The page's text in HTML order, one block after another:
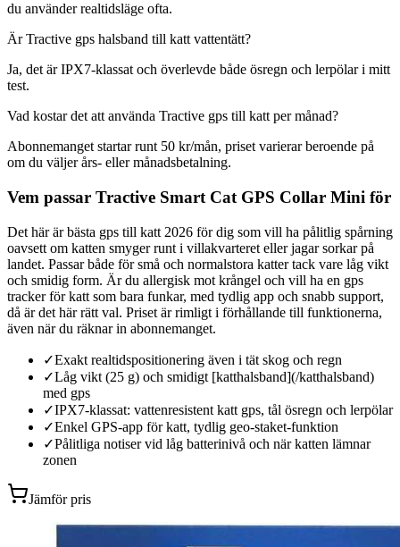
du använder realtidsläge ofta.
Är Tractive gps halsband till katt vattentätt?
Ja, det är IPX7-klassat och överlevde både ösregn och lerpölar i mitt
test.
Vad kostar det att använda Tractive gps till katt per månad?
Abonnemanget startar runt 50 kr/mån, priset varierar beroende på
om du väljer års- eller månadsbetalning.
Vem passar Tractive Smart Cat GPS Collar Mini för
Det här är bästa gps till katt 2026 för dig som vill ha pålitlig spårning
oavsett om katten smyger runt i villakvarteret eller jagar sorkar på
landet. Passar både för små och normalstora katter tack vare låg vikt
och smidig form. Är du allergisk mot krångel och vill ha en gps
tracker för katt som bara funkar, med tydlig app och snabb support,
då är det här rätt val. Priset är rimligt i förhållande till funktionerna,
även när du räknar in abonnemanget.
✓Exakt realtidspositionering även i tät skog och regn
✓Låg vikt (25 g) och smidigt [katthalsband](/katthalsband)
med gps
✓IPX7-klassat: vattenresistent katt gps, tål ösregn och lerpölar
✓Enkel GPS-app för katt, tydlig geo-staket-funktion
✓Pålitliga notiser vid låg batterinivå och när katten lämnar
zonen
Jämför pris